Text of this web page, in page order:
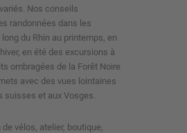
Nos conseils
randonnées dans les
du Rhin au printemps, en
en été des excursions à
ombragées de la Forêt Noire
avec des vues lointaines
suisses et aux Vosges.
vélos, atelier, boutique,